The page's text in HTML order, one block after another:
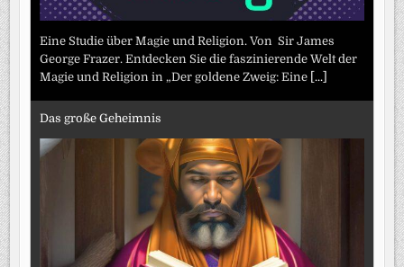
Eine Studie über Magie und Religion. Von Sir James
George Frazer. Entdecken Sie die faszinierende Welt der
Magie und Religion in „Der goldene Zweig: Eine [...]
Das große Geheimnis